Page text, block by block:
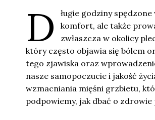
D
ługie godziny
komfort, ale także
zwłaszcza w okolicy
który często objawia się bólem
tego zjawiska oraz
nasze samopoczucie i jakość
wzmacniania mięśni grzbietu,
podpowiemy, jak dbać o zdrowie